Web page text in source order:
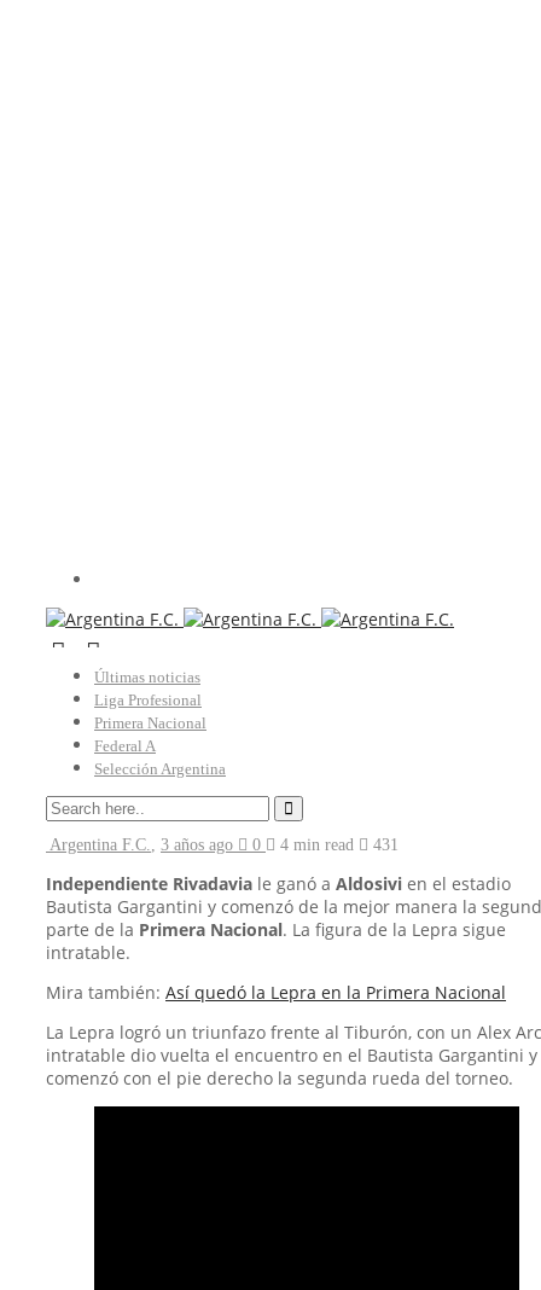
Últimas noticias
Liga Profesional
Primera Nacional
Federal A
Selección Argentina
Independiente Rivadavia
El récord de Alex Arce en
Independiente Rivadavia
Argentina F.C. 3 años ago 0 4 min read 431
Independiente Rivadavia le ganó a Aldosivi en el estadio
Bautista Gargantini y comenzó de la mejor manera la
parte de la Primera Nacional. La figura de la Lepra sigue
intratable.
Mira también: Así quedó la Lepra en la Primera Nacional
La Lepra logró un triunfazo frente al Tiburón, con un Alex
intratable dio vuelta el encuentro en el Bautista Gargantini y
comenzó con el pie derecho la segunda rueda del torneo.